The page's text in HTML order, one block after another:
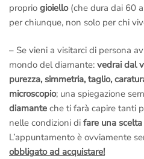
proprio gioiello(che dura dai 60
per chiunque, non solo per chi
– Se vieni a visitarci di persona
mondo del diamante: vedrai dal
purezza, simmetria, taglio,
microscopio; una spiegazione
diamante che ti farà capire tanti
nelle condizioni di fare una
L’appuntamento è ovviamente
obbligato ad acquistare!